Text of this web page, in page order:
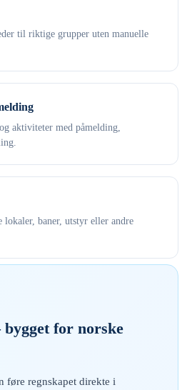
til riktige grupper uten manuelle
aktiviteter med påmelding,
lokaler, baner, utstyr eller andre
bygget for norske
føre regnskapet direkte i